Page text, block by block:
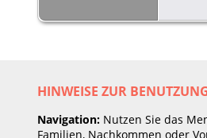
HINWEISE ZUR
Navigation: Nutzen Sie das
Familien, Nachkommen oder